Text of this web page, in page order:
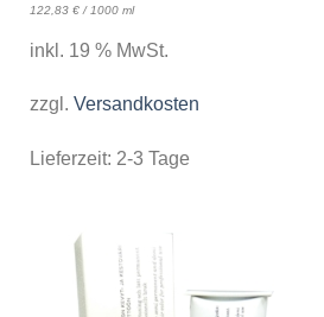
122,83 €/ 1000 ml
inkl. 19 % MwSt.
zzgl. Versandkosten
Lieferzeit: 2-3 Tage